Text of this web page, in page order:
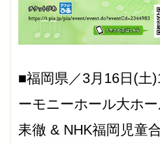
■福岡県／3月16日(土
ーモニーホール大ホ
耒徹 & NHK福岡児童